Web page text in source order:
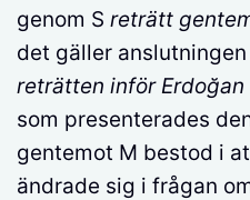
genom S reträtt
det gäller
reträtten inför Erdoğan
som presenterades
gentemot M bestod i
ändrade sig i frågan